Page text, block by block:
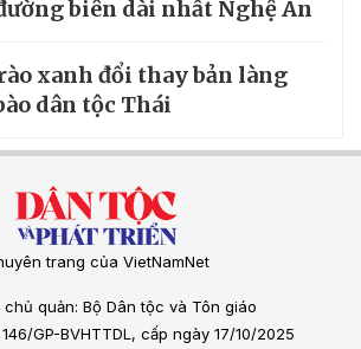
biên dài nhất Nghệ An
xanh đổi thay bản làng
dân tộc Thái
trang của VietNamNet
quản: Bộ Dân tộc và Tôn giáo
GP-BVHTTDL, cấp ngày 17/10/2025